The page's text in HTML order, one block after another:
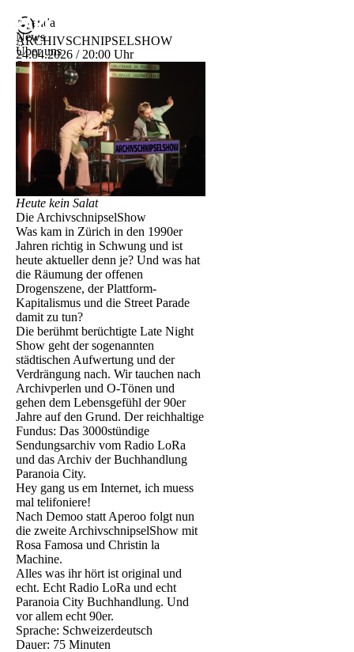
Agenda
News
Über uns
Spaces
Buvette
DE
ENG
ARCHIVSCHNIPSELSHOW
24.04.2026 / 20:00 Uhr
Heute kein Salat
Die ArchivschnipselShow
Was kam in Zürich in den 1990er
Jahren richtig in Schwung und ist
heute aktueller denn je? Und was hat
die Räumung der offenen
Drogenszene, der Plattform-
Kapitalismus und die Street Parade
damit zu tun?
Die berühmt berüchtigte Late Night
Show geht der sogenannten
städtischen Aufwertung und der
Verdrängung nach. Wir tauchen nach
Archivperlen und O-Tönen und
gehen dem Lebensgefühl der 90er
Jahre auf den Grund. Der reichhaltige
Fundus: Das 3000stündige
Sendungsarchiv vom Radio LoRa
und das Archiv der Buchhandlung
Paranoia City.
Hey gang us em Internet, ich muess
mal telifoniere!
Nach Demoo statt Aperoo folgt nun
die zweite ArchivschnipselShow mit
Rosa Famosa und Christin la
Machine.
Alles was ihr hört ist original und
echt. Echt Radio LoRa und echt
Paranoia City Buchhandlung. Und
vor allem echt 90er.
Sprache: Schweizerdeutsch
Dauer: 75 Minuten